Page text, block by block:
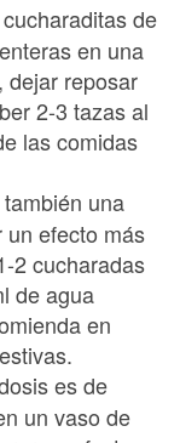
de
en una
dejar reposar
2-3 tazas al
las comidas
una
efecto más
2 cucharadas
de agua
en
es de
un vaso de